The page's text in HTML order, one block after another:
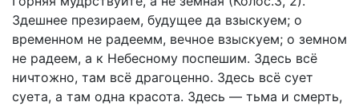
Здешнее презираем, будущее да взыскуем; о
временном не радеемм, вечное взыскуем; о земном
не радеем, а к Небесному поспешим. Здесь всё
ничтожно, там всё драгоценно. Здесь всё сует
суета, а там одна красота. Здесь — тьма и смерть,